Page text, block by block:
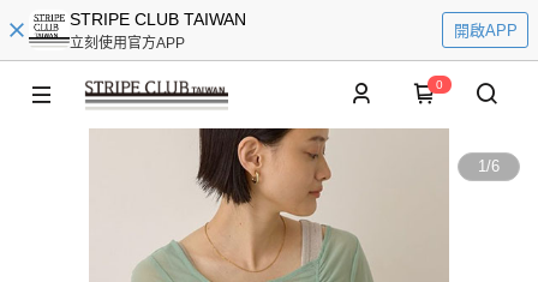
STRIPE CLUB TAIWAN
立刻使用官方APP
開啟APP
0
1/6